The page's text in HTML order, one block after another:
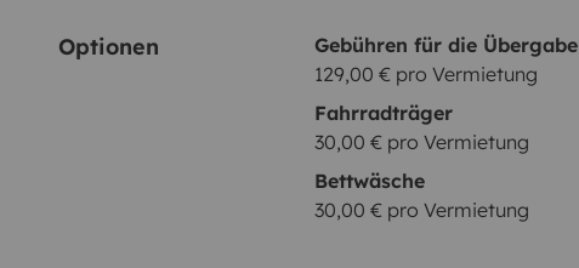
Optionen
Gebühren für die Übergabe
129,00 € pro Vermietung
Fahrradträger
30,00 € pro Vermietung
Bettwäsche
30,00 € pro Vermietung